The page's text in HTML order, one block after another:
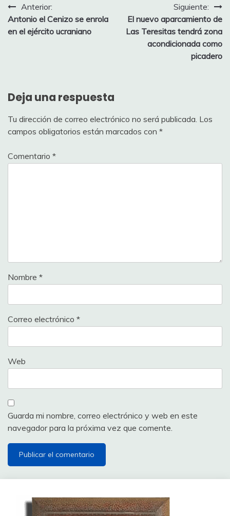
Navegación
de
Anterior:
Antonio el Cenizo se enrola
en el ejército ucraniano
Siguiente:
El nuevo aparcamiento de
Las Teresitas tendrá zona
acondicionada como
picadero
Deja una respuesta
Tu dirección de correo electrónico no será publicada. Los
campos obligatorios están marcados con *
Comentario *
Nombre *
Correo electrónico *
Web
Guarda mi nombre, correo electrónico y web en este
navegador para la próxima vez que comente.